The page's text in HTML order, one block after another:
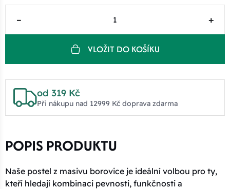
– +
VLOŽIT DO KOŠÍKU
od 319 Kč
Při nákupu nad 12999 Kč doprava zdarma
POPIS PRODUKTU
Naše postel z masivu borovice je ideální volbou pro ty,
kteří hledají kombinaci pevnosti, funkčnosti a